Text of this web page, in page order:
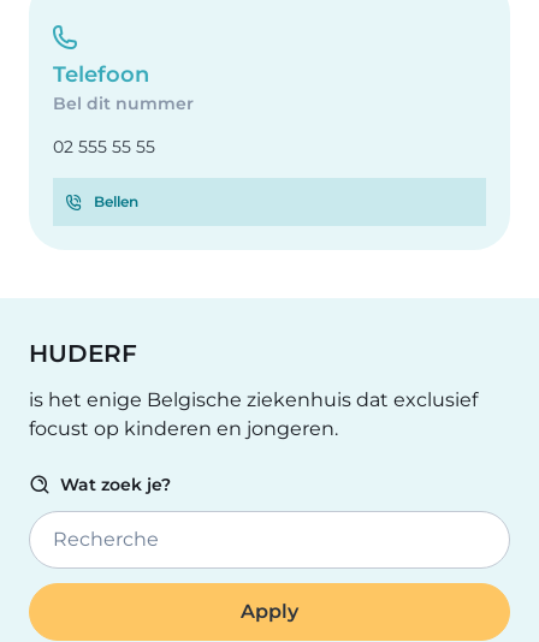
Telefoon
Bel dit nummer
02 555 55 55
Bellen
HUDERF
is het enige Belgische ziekenhuis dat exclusief
focust op kinderen en jongeren.
Wat zoek je?
Recherche